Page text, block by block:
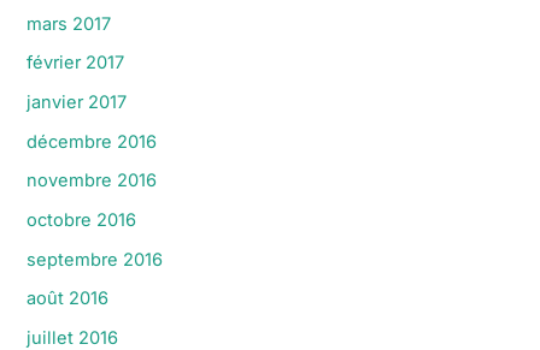
mars 2017
février 2017
janvier 2017
décembre 2016
novembre 2016
octobre 2016
septembre 2016
août 2016
juillet 2016